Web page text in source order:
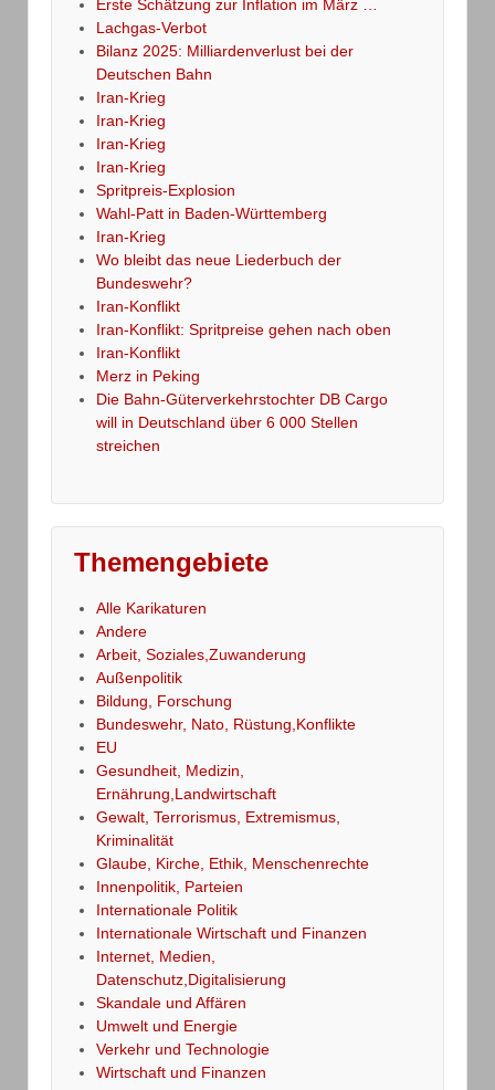
Erste Schätzung zur Inflation im März …
Lachgas-Verbot
Bilanz 2025: Milliardenverlust bei der
Deutschen Bahn
Iran-Krieg
Iran-Krieg
Iran-Krieg
Iran-Krieg
Spritpreis-Explosion
Wahl-Patt in Baden-Württemberg
Iran-Krieg
Wo bleibt das neue Liederbuch der
Bundeswehr?
Iran-Konflikt
Iran-Konflikt: Spritpreise gehen nach oben
Iran-Konflikt
Merz in Peking
Die Bahn-Güterverkehrstochter DB Cargo
will in Deutschland über 6 000 Stellen
streichen
Themengebiete
Alle Karikaturen
Andere
Arbeit, Soziales,Zuwanderung
Außenpolitik
Bildung, Forschung
Bundeswehr, Nato, Rüstung,Konflikte
EU
Gesundheit, Medizin,
Ernährung,Landwirtschaft
Gewalt, Terrorismus, Extremismus,
Kriminalität
Glaube, Kirche, Ethik, Menschenrechte
Innenpolitik, Parteien
Internationale Politik
Internationale Wirtschaft und Finanzen
Internet, Medien,
Datenschutz,Digitalisierung
Skandale und Affären
Umwelt und Energie
Verkehr und Technologie
Wirtschaft und Finanzen